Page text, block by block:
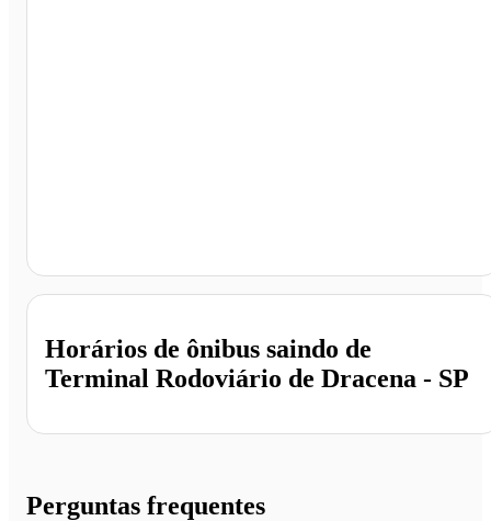
Horários de ônibus saindo de
Terminal Rodoviário de Dracena - SP
Perguntas frequentes